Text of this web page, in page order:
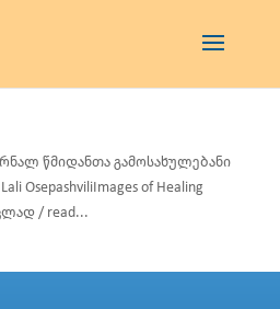
წმიდანთა გამოსახულებანი
OsepashviliImages of Healing
/ read...